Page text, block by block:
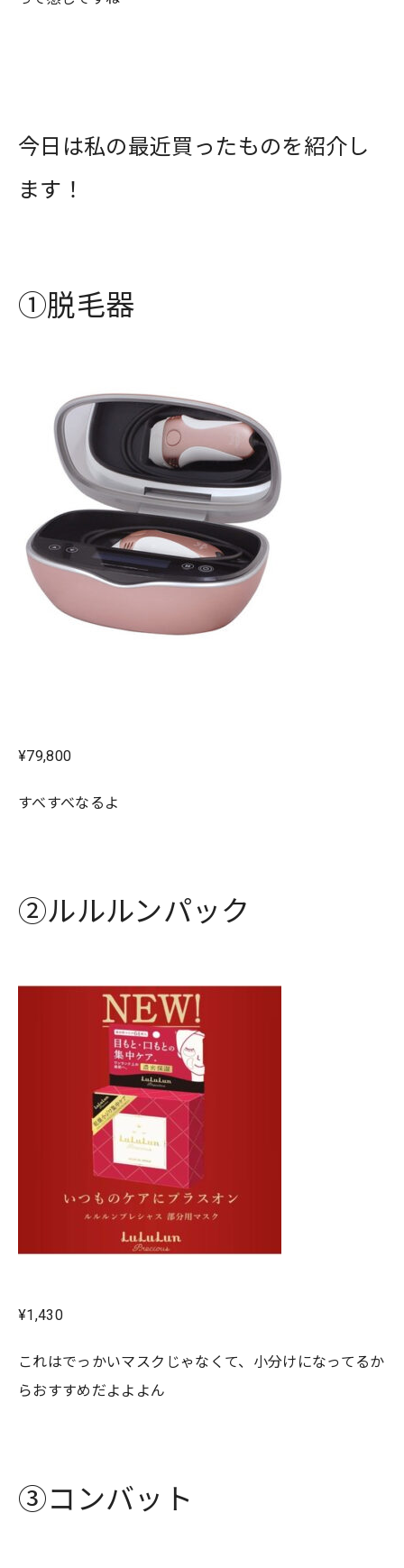
今日は私の最近買ったものを紹介し
ます！
①脱毛器
¥79,800
すべすべなるよ
②ルルルンパック
¥1,430
これはでっかいマスクじゃなくて、小分けになってるか
らおすすめだよよよん
③コンバット